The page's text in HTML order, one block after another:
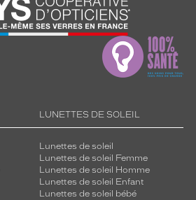
LUNETTES DE SOLEIL
Lunettes de soleil
Lunettes de soleil Femme
Lunettes de soleil Homme
Lunettes de soleil Enfant
Lunettes de soleil bébé